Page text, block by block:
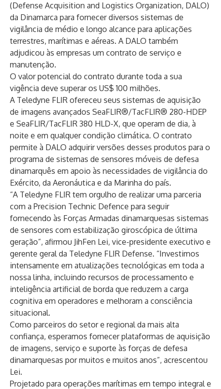
(Defense Acquisition and Logistics Organization, DALO)
da Dinamarca para fornecer diversos sistemas de
vigilância de médio e longo alcance para aplicações
terrestres, marítimas e aéreas. A DALO também
adjudicou às empresas um contrato de serviço e
manutenção.
O valor potencial do contrato durante toda a sua
vigência deve superar os US$ 100 milhões.
A Teledyne FLIR ofereceu seus sistemas de aquisição
de imagens avançados SeaFLIR®/TacFLIR® 280-HDEP
e SeaFLIR/TacFLIR 380 HLD-X, que operam de dia, à
noite e em qualquer condição climática. O contrato
permite à DALO adquirir versões desses produtos para o
programa de sistemas de sensores móveis de defesa
dinamarquês em apoio às necessidades de vigilância do
Exército, da Aeronáutica e da Marinha do país.
“A Teledyne FLIR tem orgulho de realizar uma parceria
com a Precision Technic Defence para seguir
fornecendo às Forças Armadas dinamarquesas sistemas
de sensores com estabilização giroscópica de última
geração”, afirmou JihFen Lei, vice-presidente executivo e
gerente geral da Teledyne FLIR Defense. “Investimos
intensamente em atualizações tecnológicas em toda a
nossa linha, incluindo recursos de processamento e
inteligência artificial de borda que reduzem a carga
cognitiva em operadores e melhoram a consciência
situacional.
Como parceiros do setor e regional da mais alta
confiança, esperamos fornecer plataformas de aquisição
de imagens, serviço e suporte às forças de defesa
dinamarquesas por muitos e muitos anos”, acrescentou
Lei.
Projetado para operações marítimas em tempo integral e